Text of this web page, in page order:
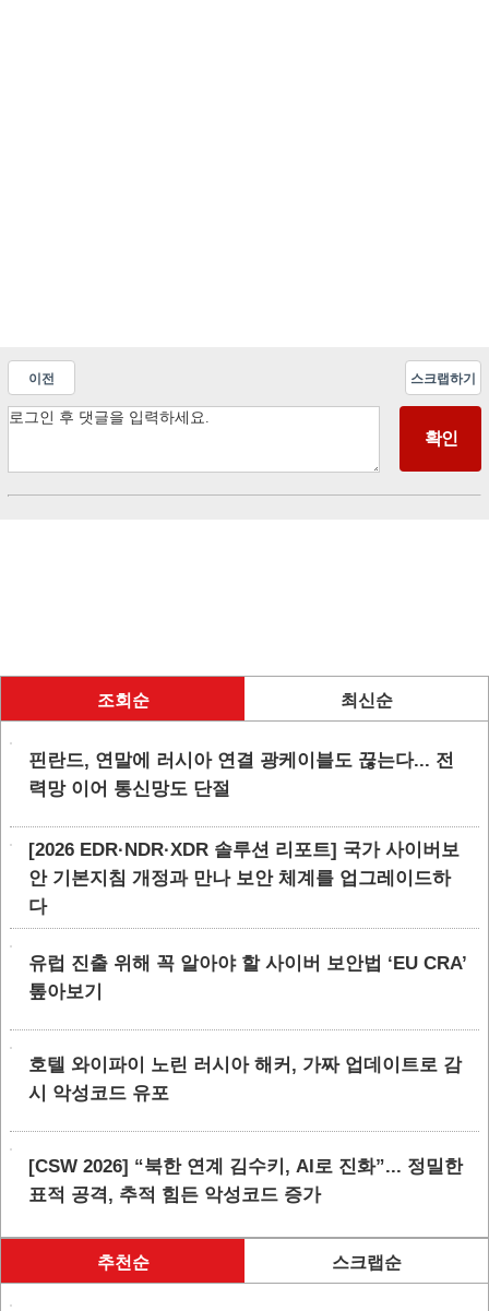
이전 스크랩하기
조회순 최신순
핀란드, 연말에 러시아 연결 광케이블도 끊는다... 전
력망 이어 통신망도 단절
[2026 EDR·NDR·XDR 솔루션 리포트] 국가 사이버보
안 기본지침 개정과 만나 보안 체계를 업그레이드하
다
유럽 진출 위해 꼭 알아야 할 사이버 보안법 ‘EU CRA’
톺아보기
호텔 와이파이 노린 러시아 해커, 가짜 업데이트로 감
시 악성코드 유포
[CSW 2026] “북한 연계 김수키, AI로 진화”... 정밀한
표적 공격, 추적 힘든 악성코드 증가
추천순 스크랩순